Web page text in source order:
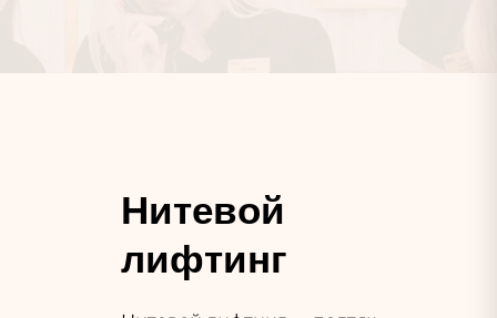
Нитевой
лифтинг